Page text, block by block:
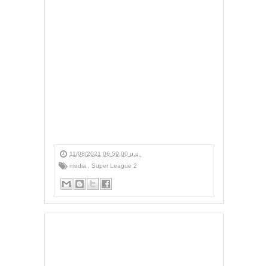
11/08/2021 06:59:00 μ.μ.
media
Super League 2